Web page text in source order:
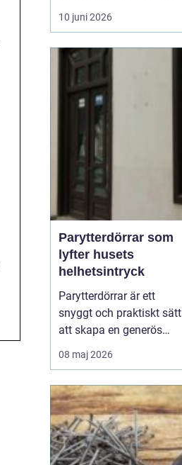
där väderväxlingar,
kraftiga regn och vintrar
tak på hårda prov.
Många fastighetsägare
frågar sig om ett slitet
tak ska lagas, renoveras
eller bytas helt, o...
10 juni 2026
Parytterdörrar som
lyfter husets
helhetsintryck
Parytterdörrar är ett
snyggt och praktiskt sätt
att skapa en generös
entré, samtidigt som
huset får en mer
välkomnande känsla.
Parytterdörrar ger
bredare passage, mer
ljus och en tydlig
08 maj 2026